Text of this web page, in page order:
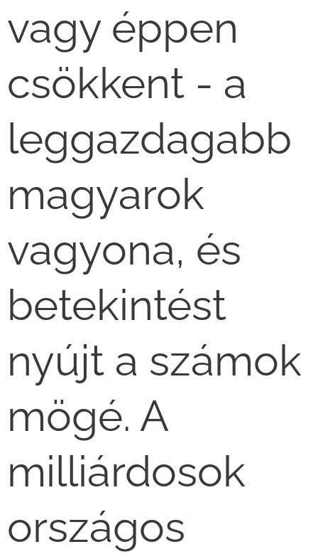
vagy éppen
csökkent - a
leggazdagabb
magyarok
vagyona, és
betekintést
nyújt a számok
mögé. A
milliárdosok
országos